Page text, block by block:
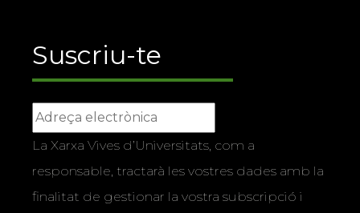
Suscriu-te
La Xarxa Vives d’Universitats, com a
responsable, tractarà les vostres dades amb la
finalitat de gestionar la vostra subscripció i